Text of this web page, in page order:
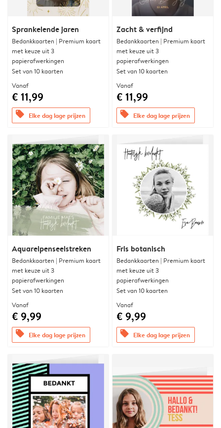
Sprankelende jaren
Bedankkaarten | Premium kaart
met keuze uit 3
papierafwerkingen
Set van 10 kaarten
Vanaf
€ 11,99
offers Elke dag lage prijzen
Zacht & verfijnd
Bedankkaarten | Premium kaart
met keuze uit 3
papierafwerkingen
Set van 10 kaarten
Vanaf
€ 11,99
offers Elke dag lage prijzen
Aquarelpenseelstreken
Bedankkaarten | Premium kaart
met keuze uit 3
papierafwerkingen
Set van 10 kaarten
Vanaf
€ 9,99
offers Elke dag lage prijzen
Fris botanisch
Bedankkaarten | Premium kaart
met keuze uit 3
papierafwerkingen
Set van 10 kaarten
Vanaf
€ 9,99
offers Elke dag lage prijzen